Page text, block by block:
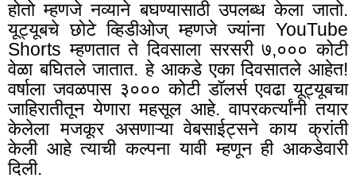
होतो म्हणजे नव्याने बघण्यासाठी उपलब्ध केला जातो.
यूट्यूबचे छोटे व्हिडीओज् म्हणजे ज्यांना YouTube
Shorts म्हणतात ते दिवसाला सरसरी ७,००० कोटी
वेळा बघितले जातात. हे आकडे एका दिवसातले आहेत!
वर्षाला जवळपास ३००० कोटी डॉलर्स एवढा यूट्यूबचा
जाहिरातीतून येणारा महसूल आहे. वापरकर्त्यांनी तयार
केलेला मजकूर असणाऱ्या वेबसाईट्सने काय क्रांती
केली आहे त्याची कल्पना यावी म्हणून ही आकडेवारी
दिली.